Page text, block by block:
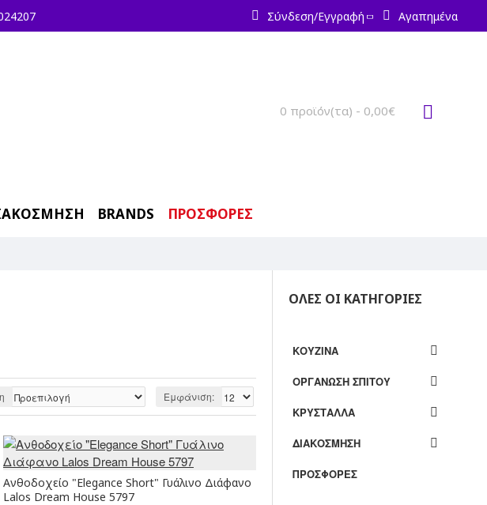
Σύνδεση/Εγγραφή Αγαπημένα
0 προϊόν(τα) - 0,00€
BRANDS ΠΡΟΣΦΟΡΕΣ
Εμφάνιση:
Ανθοδοχείο "Elegance Short" Γυάλινο Διάφανο
Lalos Dream House 5797
ΟΛΕΣ ΟΙ ΚΑΤΗΓΟΡΙΕΣ
ΚΟΥΖΙΝΑ
ΟΡΓΑΝΩΣΗ ΣΠΙΤΟΥ
ΚΡΥΣΤΑΛΛΑ
ΔΙΑΚΟΣΜΗΣΗ
ΠΡΟΣΦΟΡΕΣ